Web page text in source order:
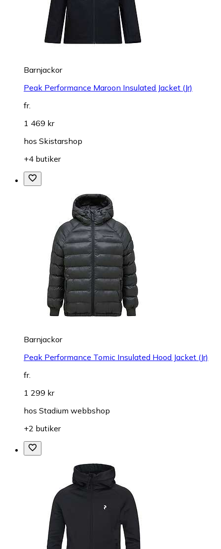
Barnjackor
Peak Performance Maroon Insulated Jacket (Jr)
fr.
1 469 kr
hos Skistarshop
+4 butiker
Barnjackor
Peak Performance Tomic Insulated Hood Jacket (Jr)
fr.
1 299 kr
hos Stadium webbshop
+2 butiker